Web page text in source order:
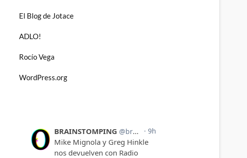
El Blog de Jotace
ADLO!
Rocío Vega
WordPress.org